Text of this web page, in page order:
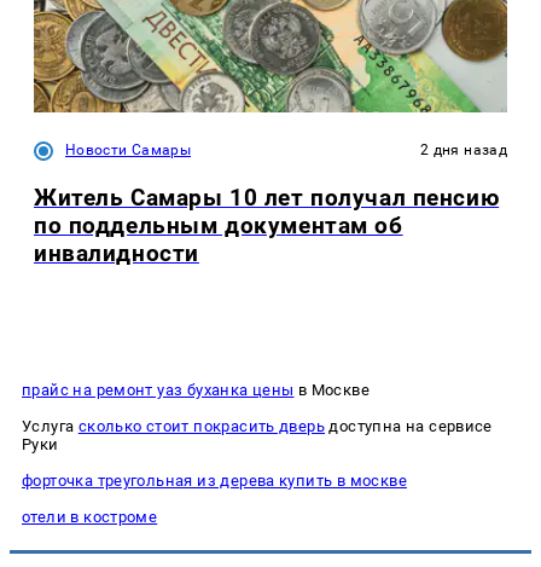
Новости Самары 2 дня назад
Житель Самары 10 лет получал пенсию
по поддельным документам об
инвалидности
прайс на ремонт уаз буханка цены в Москве
Услуга сколько стоит покрасить дверь доступна на сервисе
Руки
форточка треугольная из дерева купить в москве
отели в костроме